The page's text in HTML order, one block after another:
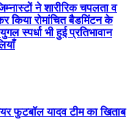
ने शारीरिक चपलता व
किया रोमांचित बैडमिंटन के
स्पर्धा भी हुई प्रतिभावान
फुटबॉल यादव टीम का खिताब